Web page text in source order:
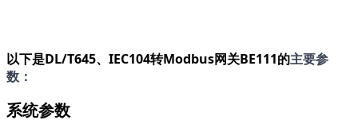
以下是DL/T645、IEC104转Modbus网关BE111的主要参
数：
系统参数